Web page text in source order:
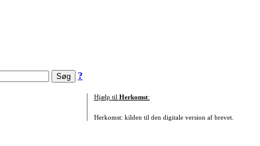
?
Hjælp til Herkomst:
Herkomst: kilden til den digitale version af brevet.